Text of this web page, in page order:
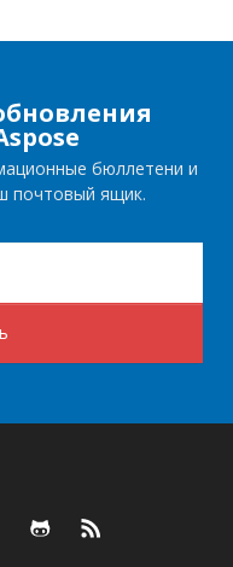
бюллетени и
почтовый ящик.